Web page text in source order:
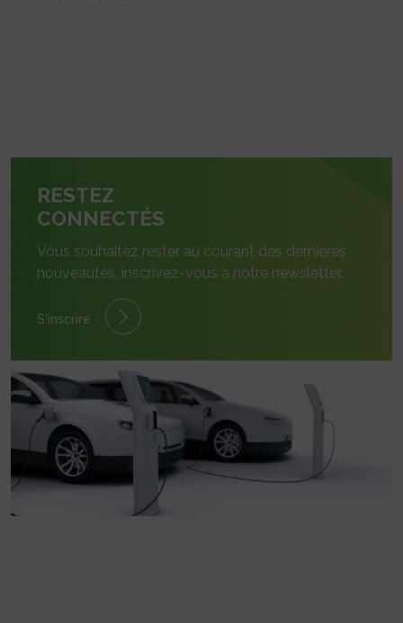
RESTEZ
CONNECTÉS
Vous souhaitez rester au courant des dernières
nouveautés, inscrivez-vous à notre newsletter.
S'inscrire